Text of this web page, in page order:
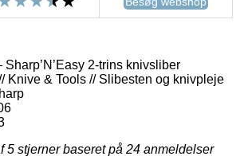
2-trins knivsliber
Knive & Tools // Slibesten og knivpleje
5 stjerner baseret på 24 anmeldelser